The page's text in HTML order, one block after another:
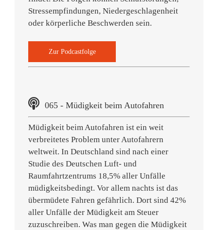
Stressempfindungen, Niedergeschlagenheit
oder körperliche Beschwerden sein.
Zur Podcastfolge
065 - Müdigkeit beim Autofahren
Müdigkeit beim Autofahren ist ein weit
verbreitetes Problem unter Autofahrern
weltweit. In Deutschland sind nach einer
Studie des Deutschen Luft- und
Raumfahrtzentrums 18,5% aller Unfälle
müdigkeitsbedingt. Vor allem nachts ist das
übermüdete Fahren gefährlich. Dort sind 42%
aller Unfälle der Müdigkeit am Steuer
zuzuschreiben. Was man gegen die Müdigkeit